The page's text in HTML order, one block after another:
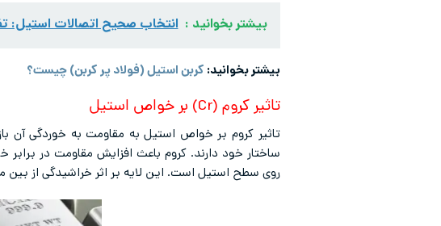
بیشتر بخوانید : انتخاب صحیح اتصالات استیل:
بیشتر بخوانید: کربن استیل (فولاد پر کربن) چیست؟
تاثیر کروم (Cr) بر خواص استیل
ساختار خود دارند. کروم باعث افزایش مقاومت در
روی سطح استیل است. این لایه بر اثر خراشیدگی از بین